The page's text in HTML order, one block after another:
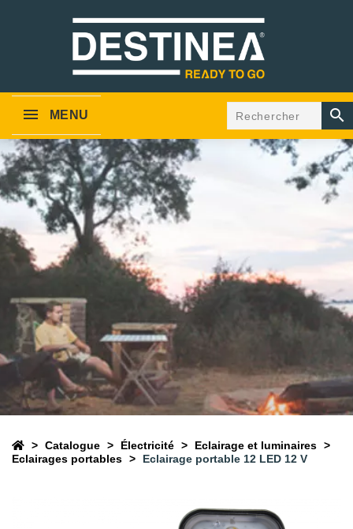
MENU 
Catalogue Électricité
Eclairage et luminaires
Eclairages portables
Eclairage portable 12 LED 12 V